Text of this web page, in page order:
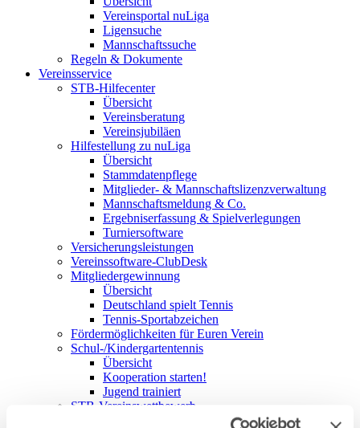
Vereinsportal nuLiga
Ligensuche
Mannschaftssuche
Regeln & Dokumente
Vereinsservice
STB-Hilfecenter
Übersicht
Vereinsberatung
Vereinsjubiläen
Hilfestellung zu nuLiga
Übersicht
Stammdatenpflege
Mitglieder- & Mannschaftslizenzverwaltung
Mannschaftsmeldung & Co.
Ergebniserfassung & Spielverlegungen
Turniersoftware
Versicherungsleistungen
Vereinssoftware-ClubDesk
Mitgliedergewinnung
Übersicht
Deutschland spielt Tennis
Tennis-Sportabzeichen
Fördermöglichkeiten für Euren Verein
Schul-/Kindergartentennis
Übersicht
Kooperation starten!
Jugend trainiert
STB-Vereinswettbewerb
Unterstützung für Eure Internetpräsenz